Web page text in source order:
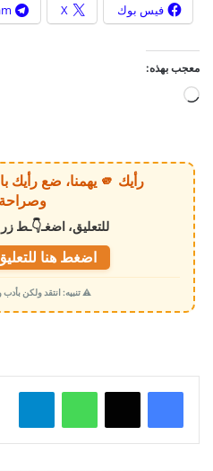
فيس بوك X
معجب بهذه:
ي
م
ي
رأيك 🫵 يهمنا، ضع
للتعليق، اضغـ👇ـط
اضغط هنا
⚠️ تنبيه: انتقد ولكن
واتساب